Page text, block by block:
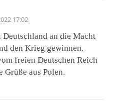
17:02
an die Macht
den Krieg gewinnen.
freien Deutschen Reich
aus Polen.